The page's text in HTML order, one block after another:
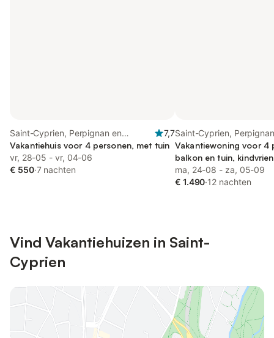
Saint-Cyprien, Perpignan en
omgeving
7,7
Vakantiehuis voor 4 personen, met tuin
vr, 28-05 - vr, 04-06
€ 550·7 nachten
Saint-Cyprien,
Vakantiewoning voor 4
balkon en tuin,
ma, 24-08 - za, 05-09
€ 1.490·12 nachten
Vind Vakantiehuizen in Saint-
Cyprien